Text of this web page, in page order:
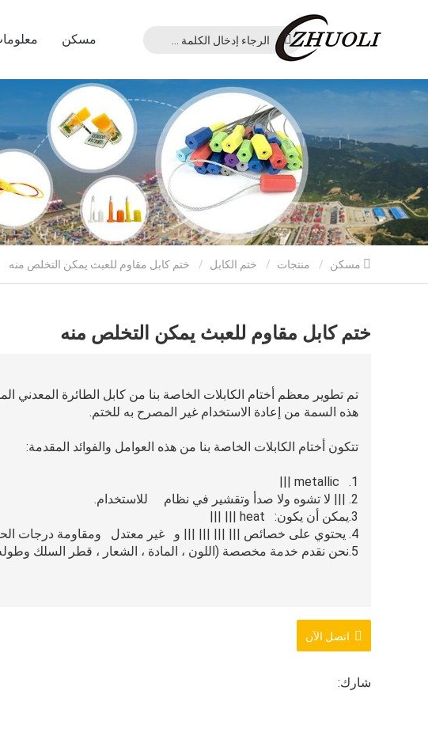
مسكن
منتجات ختم الكابل
ختم كابل مقاوم للعبث يمكن التخلص منه
تم تطوير معظم أختام الكابلات الخاصة بنا من كابل الطائرة المعدني
هذه السمة من إعادة الاستخدام غير المصرح به للختم.
تتكون أختام الكابلات الخاصة بنا من هذه العوامل والفوائد المقدمة:
1. metallic |||
2. ||| لا تشوه ولا صدأ وتقشير في نظام للاستخدام.
3.يمكن أن يكون: heat ||| |||
4. يحتوي على خصائص ||| ||| ||| ||| و غير معتدل ومقاومة درجات الحرارة المنخفضة
5.نحن نقدم خدمة مخصصة (اللون ، المادة ، الشعار ، قطر السلك وطوله ، إلخ.)
اتصل الآن
شارك: